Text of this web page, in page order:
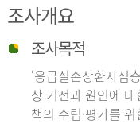
조사개요
조사목적
‘응급실손상환자심
상 기전과 원인에
책의 수립·평가를